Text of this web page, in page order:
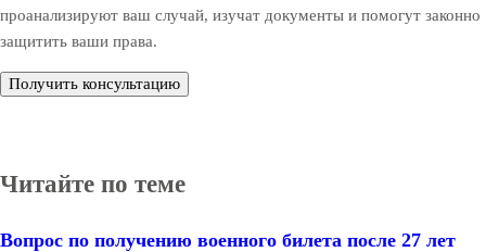
проанализируют ваш случай, изучат документы и помогут законно
защитить ваши права.
Получить консультацию
Читайте по теме
Вопрос по получению военного билета после 27 лет